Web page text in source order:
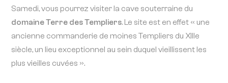
Samedi, vous pourrez visiter la cave souterraine du
domaine Terre des Templiers. Le site est en effet « une
ancienne commanderie de moines Templiers du XIIIe
siècle, un lieu exceptionnel au sein duquel vieillissent les
plus vieilles cuvées ».